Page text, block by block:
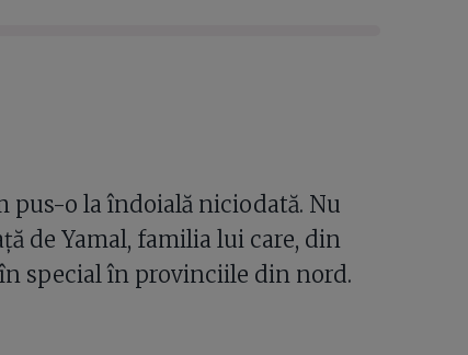
pus-o la îndoială niciodată. Nu
de Yamal, familia lui care, din
special în provinciile din nord.